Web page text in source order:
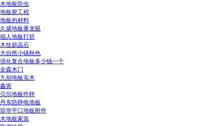
木地板防虫
地板胶工程
地板的材料
久盛地板番龙眼
福人地板打折
木纹超晶石
大自然小镇秋色
强化复合地板多少钱一个
全森木门
九创地板实木
鑫寅
贝尔地板咋样
丹东防静电地板
琼华平口地板附件
木地板家装